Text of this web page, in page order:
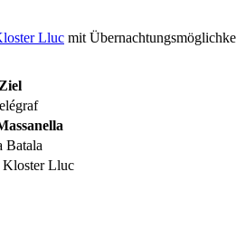
Lluc mit
Ziel
Batala
Kloster Lluc